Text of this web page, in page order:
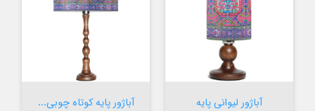
آباژور لیوانی پایه
آباژور پایه کوتاه چوبی...